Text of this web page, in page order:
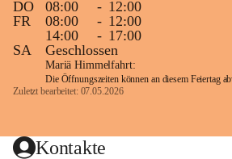
DO
08:00 - 12:00
FR
08:00 - 12:00
14:00
- 17:00
SA
Geschlossen
Mariä Himmelfahrt:
Die Öffnungszeiten können an diesem Feiertag
Zuletzt bearbeitet: 07.05.2026
Kontakte